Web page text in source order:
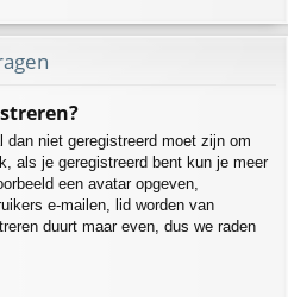
dan niet geregistreerd moet zijn om
als je geregistreerd bent kun je meer
een avatar opgeven,
e-mailen, lid worden van
duurt maar even, dus we raden